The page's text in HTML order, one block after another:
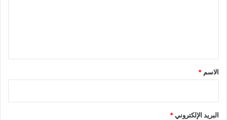
*
الاسم *
البريد الإلكتروني*